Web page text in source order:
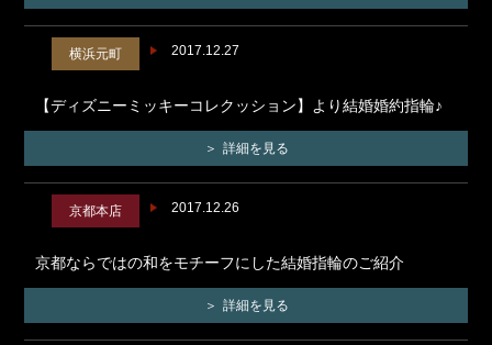
2017.12.27
横浜元町
【ディズニーミッキーコレクッション】より結婚婚約指輪♪
詳細を見る
2017.12.26
京都本店
京都ならではの和をモチーフにした結婚指輪のご紹介
詳細を見る